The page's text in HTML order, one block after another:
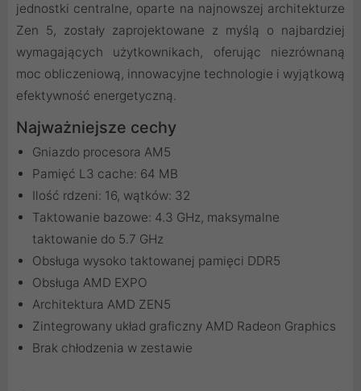
jednostki centralne, oparte na najnowszej architekturze
Zen 5, zostały zaprojektowane z myślą o najbardziej
wymagających użytkownikach, oferując niezrównaną
moc obliczeniową, innowacyjne technologie i wyjątkową
efektywność energetyczną.
Najważniejsze cechy
Gniazdo procesora AM5
Pamięć L3 cache: 64 MB
Ilość rdzeni: 16, wątków: 32
Taktowanie bazowe: 4.3 GHz, maksymalne
taktowanie do 5.7 GHz
Obsługa wysoko taktowanej pamięci DDR5
Obsługa AMD EXPO
Architektura AMD ZEN5
Zintegrowany układ graficzny AMD Radeon Graphics
Brak chłodzenia w zestawie